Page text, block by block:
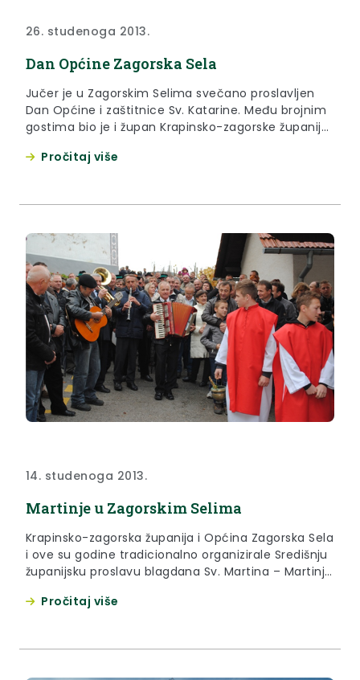
26. studenoga 2013.
Dan Općine Zagorska Sela
Jučer je u Zagorskim Selima svečano proslavljen
Dan Općine i zaštitnice Sv. Katarine. Među brojnim
gostima bio je i župan Krapinsko-zagorske županije
gradova i općina kao i poduzetnici i predstavnici
Pročitaj više
14. studenoga 2013.
Martinje u Zagorskim Selima
Krapinsko-zagorska županija i Općina Zagorska Sela
i ove su godine tradicionalno organizirale Središnju
županijsku proslavu blagdana Sv. Martina – Martinje
2013. godine kod crkvice Sv. Martina u Bojačnom u
Pročitaj više